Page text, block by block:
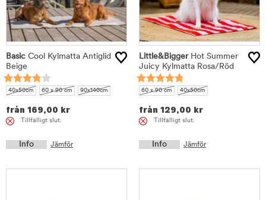
Basic Cool Kylmatta Antiglid
Beige
40x50cm 60 x 90 cm 90x140cm
från 169,00 kr
Tillfälligt slut.
Info Jämför
Little&BiggerHot Summer
Juicy Kylmatta Rosa/Röd
60 x 90 cm 40x50cm
från 129,00 kr
Tillfälligt slut.
Info Jämför